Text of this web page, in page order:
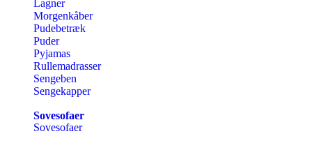
Lagner
Morgenkåber
Pudebetræk
Puder
Pyjamas
Rullemadrasser
Sengeben
Sengekapper
Sovesofaer
Sovesofaer